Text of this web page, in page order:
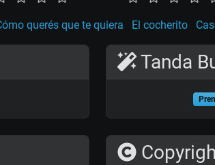
querés que te quiera El cocherito
Tanda